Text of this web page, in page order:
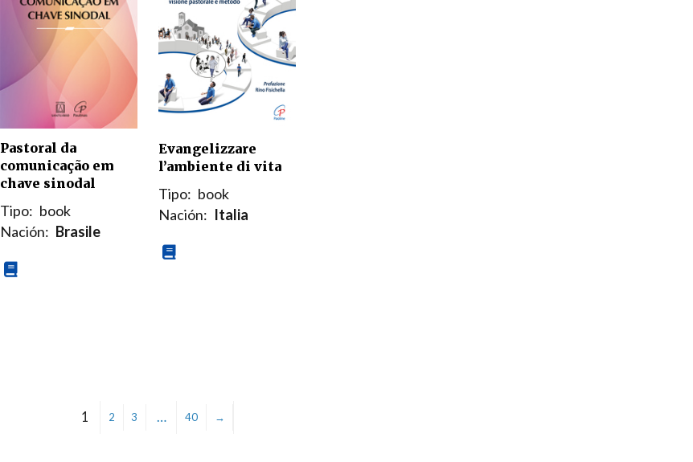
Pastoral da
comunicação em
chave sinodal
Tipo: book
Nación: Brasile
Evangelizzare
l’ambiente di vita
Tipo: book
Nación: Italia
1 2 3 … 40 →